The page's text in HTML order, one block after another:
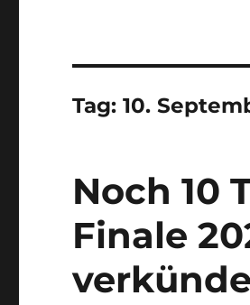
Tag:10.
Noch 10
Finale